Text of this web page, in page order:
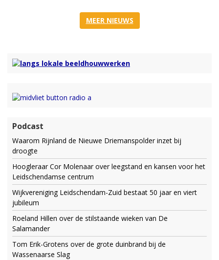
MEER NIEUWS
Podcast
Waarom Rijnland de Nieuwe Driemanspolder inzet bij
droogte
Hoogleraar Cor Molenaar over leegstand en kansen voor het
Leidschendamse centrum
Wijkvereniging Leidschendam-Zuid bestaat 50 jaar en viert
jubileum
Roeland Hillen over de stilstaande wieken van De
Salamander
Tom Erik-Grotens over de grote duinbrand bij de
Wassenaarse Slag